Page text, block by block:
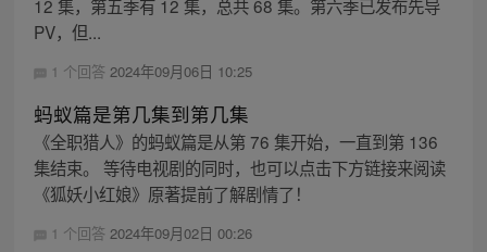
12 集，第五季有 12 集，总共 68 集。第六季已发布先导
PV，但...
1 个回答 2024年09月06日 10:25
蚂蚁篇是第几集到第几集
《全职猎人》的蚂蚁篇是从第 76 集开始，一直到第 136
集结束。 等待电视剧的同时，也可以点击下方链接来阅读
《狐妖小红娘》原著提前了解剧情了！
1 个回答 2024年09月02日 00:26